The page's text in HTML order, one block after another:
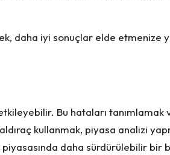
daha iyi sonuçlar elde etmenize
etkileyebilir. Bu hataları
kullanmak, piyasa analizi
daha sürdürülebilir bir